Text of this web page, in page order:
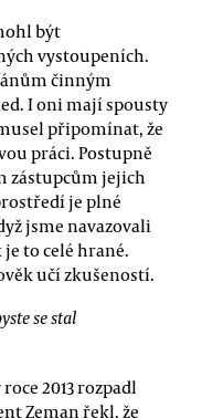
být
vystoupeních.
činným
I oni mají spousty
připomínat, že
práci. Postupně
zástupcům jejich
je plné
jsme navazovali
to celé hrané.
učí zkušeností.
se stal
2013 rozpadl
Zeman řekl, že